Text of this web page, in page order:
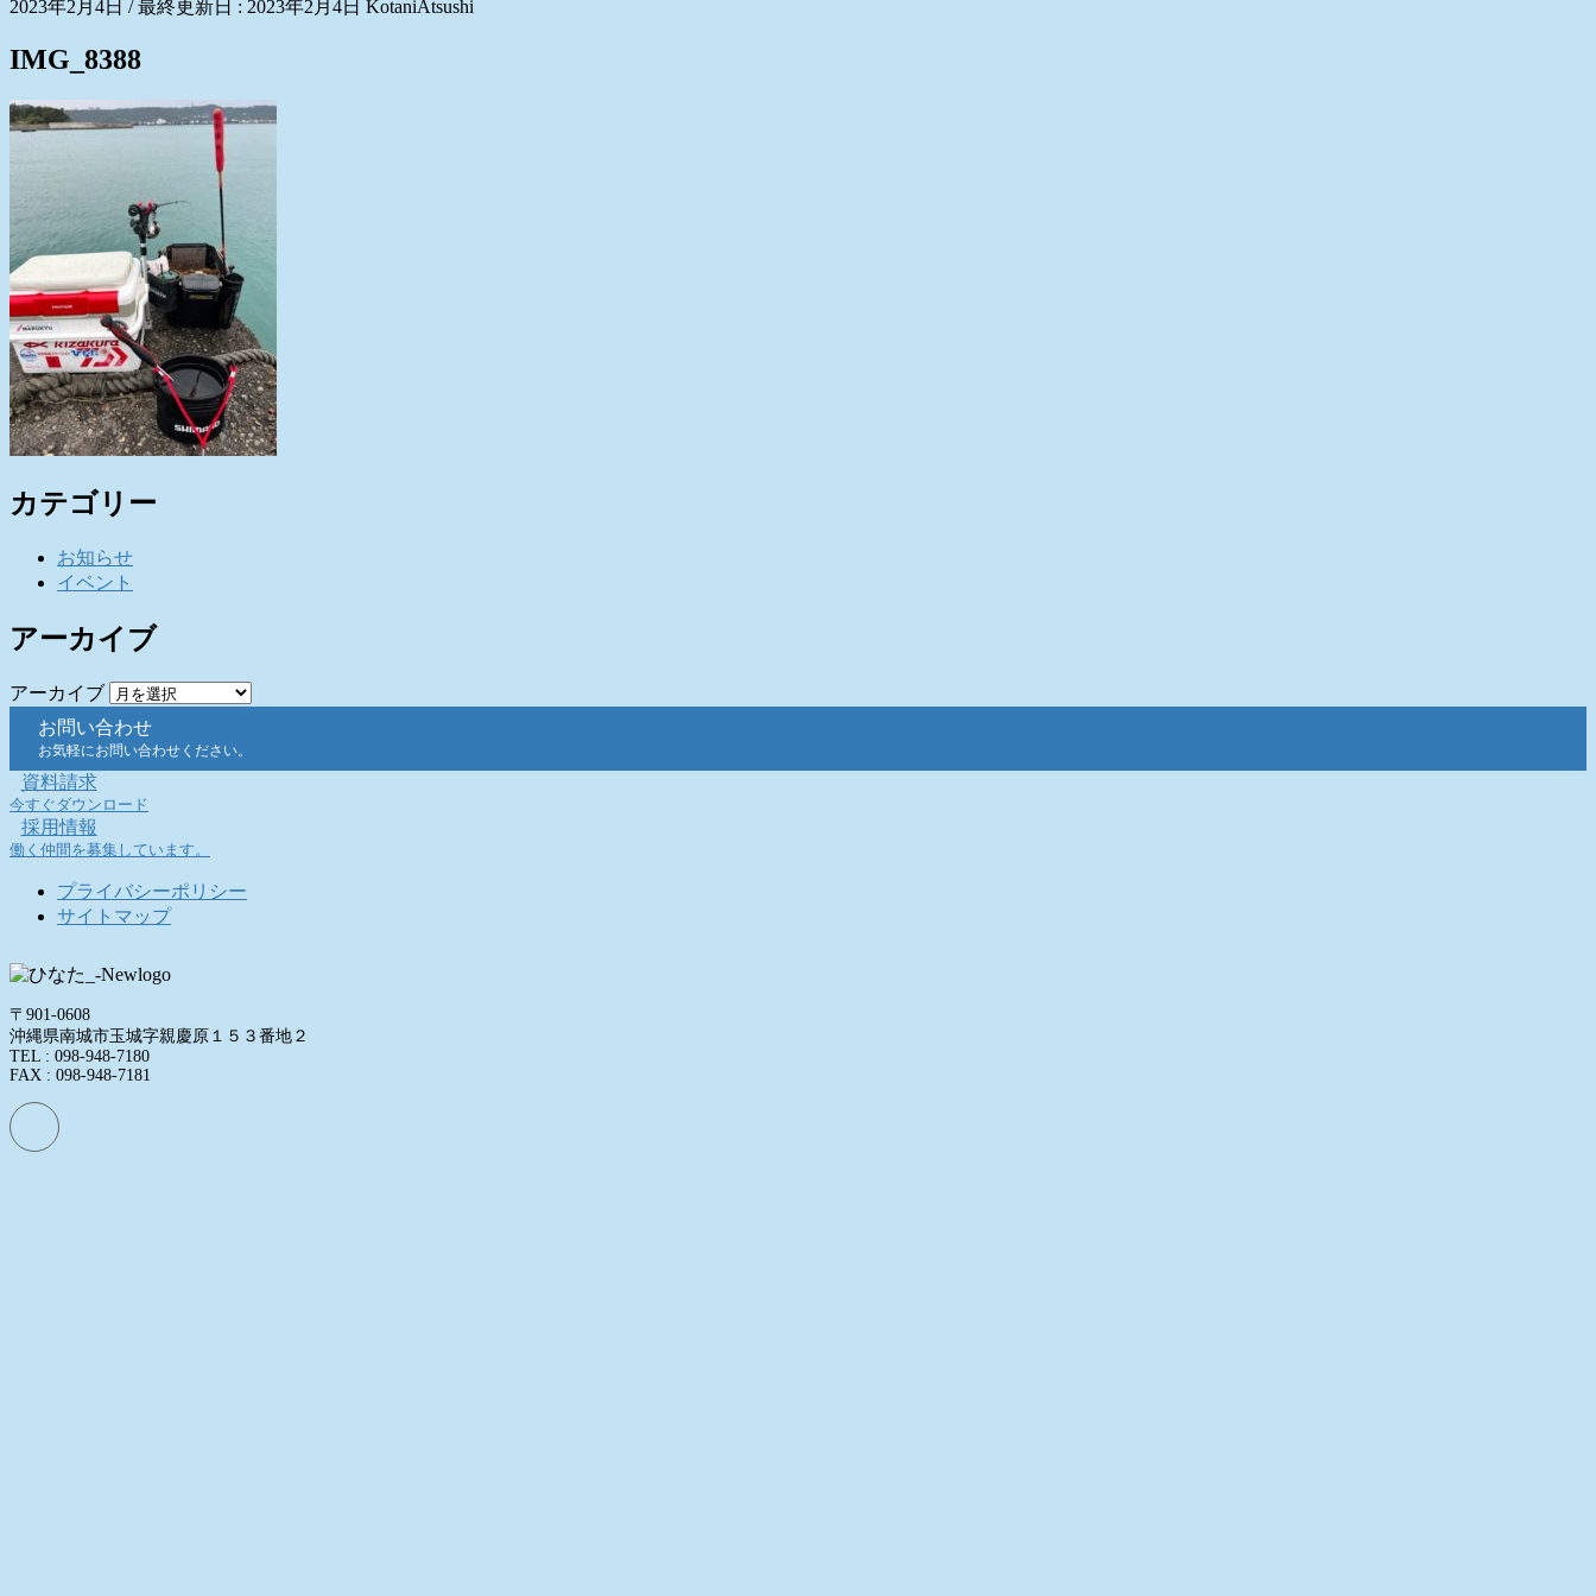
2023年2月4日 / 最終更新日 : 2023年2月4日 KotaniAtsushi
IMG_8388
カテゴリー
お知らせ
イベント
アーカイブ
アーカイブ
お問い合わせ
お気軽にお問い合わせください。
資料請求
今すぐダウンロード
採用情報
働く仲間を募集しています。
プライバシーポリシー
サイトマップ
〒901-0608
沖縄県南城市玉城字親慶原１５３番地２
TEL : 098-948-7180
FAX : 098-948-7181